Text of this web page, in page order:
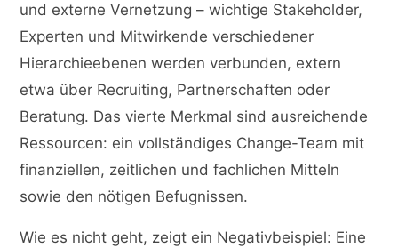
und externe Vernetzung – wichtige Stakeholder,
Experten und Mitwirkende verschiedener
Hierarchieebenen werden verbunden, extern
etwa über Recruiting, Partnerschaften oder
Beratung. Das vierte Merkmal sind ausreichende
Ressourcen: ein vollständiges Change-Team mit
finanziellen, zeitlichen und fachlichen Mitteln
sowie den nötigen Befugnissen.
Wie es nicht geht, zeigt ein Negativbeispiel: Eine